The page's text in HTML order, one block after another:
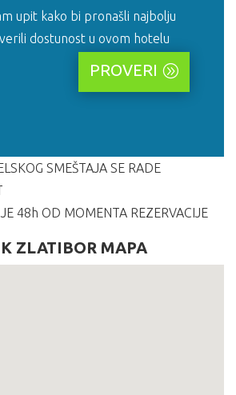
upit kako bi pronašli najbolju
dostunost u ovom hotelu
PROVERI
SMEŠTAJA SE RADE
48h OD MOMENTA REZERVACIJE
ZLATIBOR MAPA